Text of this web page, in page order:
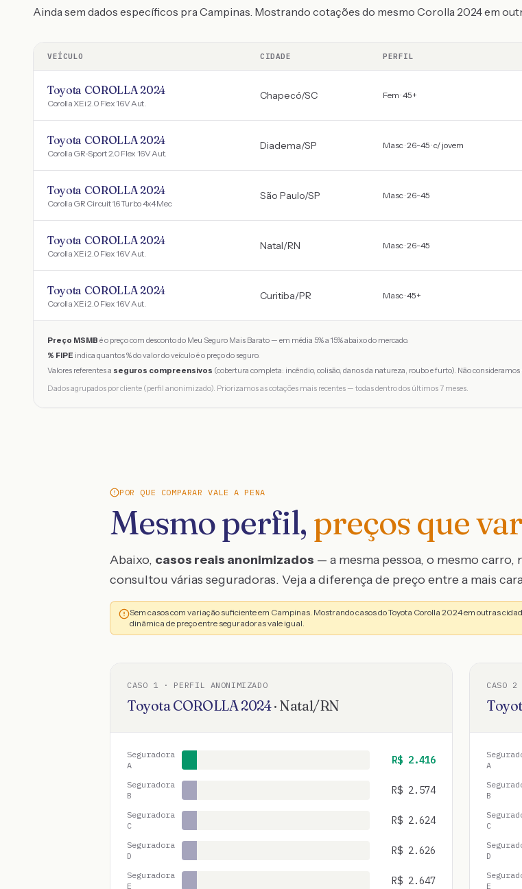
Ainda sem dados específicos pra Campinas. Mostrando cotações do mesmo Corolla 2024 em
VEÍCULO CIDADE PERFIL
Toyota COROLLA 2024
Corolla XEi 2.0 Flex 16V Aut.
Chapecó/SC Fem · 45+
Toyota COROLLA 2024
Corolla GR-Sport 2.0 Flex 16V Aut.
Diadema/SP Masc · 26-45 · c/ jovem
Toyota COROLLA 2024
Corolla GR Circuit 1.6 Turbo 4x4 Mec
São Paulo/SP Masc · 26-45
Toyota COROLLA 2024
Corolla XEi 2.0 Flex 16V Aut.
Natal/RN Masc · 26-45
Toyota COROLLA 2024
Corolla XEi 2.0 Flex 16V Aut.
Curitiba/PR Masc · 45+
Preço MSMB é o preço com desconto do Meu Seguro Mais Barato — em média 5% a 15% abaixo do mercado.
% FIPE indica quantos % do valor do veículo é o preço do seguro.
Valores referentes a seguros compreensivos (cobertura completa: incêndio, colisão, danos da natureza, roubo e furto). Não
Dados agrupados por cliente (perfil anonimizado). Priorizamos as cotações mais recentes — todas dentro dos últimos 7 meses.
POR QUE COMPARAR VALE A PENA
Mesmo perfil, preços que
Abaixo, casos reais anonimizados — a mesma pessoa, o mesmo carro,
consultou várias seguradoras. Veja a diferença de preço entre a mais
Sem casos com variação suficiente em Campinas. Mostrando casos do Toyota Corolla 2024 em outras
dinâmica de preço entre seguradoras vale igual.
CASO 1 · PERFIL ANONIMIZADO
ToyotaCOROLLA2024· Natal/RN
Seguradora
A
R$ 2.416
Seguradora
B
R$ 2.574
Seguradora
C
R$ 2.624
Seguradora
D
R$ 2.626
Seguradora
E
R$ 2.647
CASO 2
A
B
C
D
E